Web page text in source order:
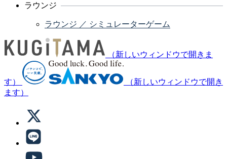
ラウンジ
ラウンジ ／ シミュレーターゲーム
（新しいウィンドウで開きま
す）
（新しいウィンドウで開き
ます）